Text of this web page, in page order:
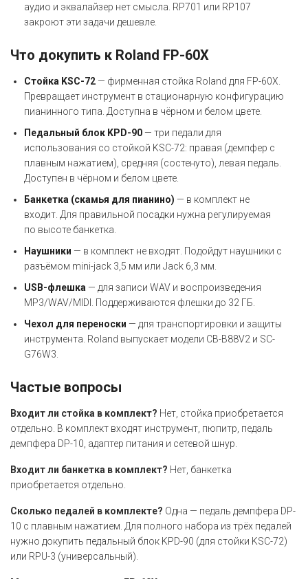
аудио и эквалайзер нет смысла. RP701 или RP107
закроют эти задачи дешевле.
Что докупить к Roland FP-60X
Стойка KSC-72 — фирменная стойка Roland для FP-60X.
Превращает инструмент в стационарную конфигурацию
пианинного типа. Доступна в чёрном и белом цвете.
Педальный блок KPD-90 — три педали для
использования со стойкой KSC-72: правая (демпфер с
плавным нажатием), средняя (состенуто), левая педаль.
Доступен в чёрном и белом цвете.
Банкетка (скамья для пианино) — в комплект не
входит. Для правильной посадки нужна регулируемая
по высоте банкетка.
Наушники — в комплект не входят. Подойдут наушники с
разъёмом mini-jack 3,5 мм или Jack 6,3 мм.
USB-флешка — для записи WAV и воспроизведения
MP3/WAV/MIDI. Поддерживаются флешки до 32 ГБ.
Чехол для переноски — для транспортировки и защиты
инструмента. Roland выпускает модели CB-B88V2 и SC-
G76W3.
Частые вопросы
Входит ли стойка в комплект? Нет, стойка приобретается
отдельно. В комплект входят инструмент, пюпитр, педаль
демпфера DP-10, адаптер питания и сетевой шнур.
Входит ли банкетка в комплект? Нет, банкетка
приобретается отдельно.
Сколько педалей в комплекте? Одна — педаль демпфера DP-
10 с плавным нажатием. Для полного набора из трёх педалей
нужно докупить педальный блок KPD-90 (для стойки KSC-72)
или RPU-3 (универсальный).